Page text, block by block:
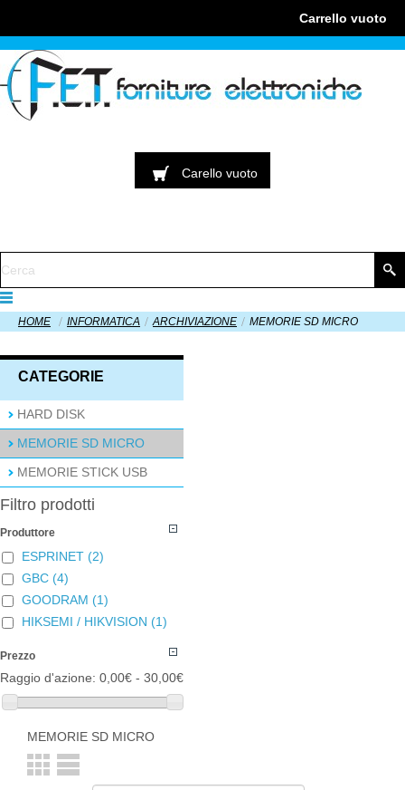
Carrello vuoto
Carello vuoto
HOME INFORMATICA ARCHIVIAZIONE MEMORIE SD MICRO
CATEGORIE
HARD DISK
MEMORIE SD MICRO
MEMORIE STICK USB
Filtro prodotti
Produttore
ESPRINET (2)
GBC (4)
GOODRAM (1)
HIKSEMI / HIKVISION (1)
Prezzo
Raggio d'azione: 0,00€ - 30,00€
MEMORIE SD MICRO